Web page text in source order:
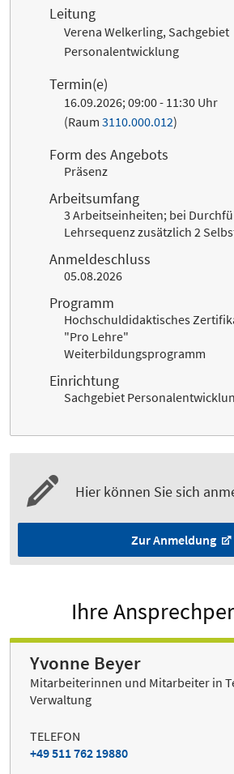
Leitung
Verena Welkerling, Sachgebiet
Personalentwicklung
Termin(e)
16.09.2026; 09:00 - 11:30 Uhr
(Raum 3110.000.012)
Form des Angebots
Präsenz
Arbeitsumfang
3 Arbeitseinheiten; bei
Lehrsequenz zusätzlich 2
Anmeldeschluss
05.08.2026
Programm
Hochschuldidaktisches
"Pro Lehre"
Weiterbildungsprogramm
Einrichtung
Sachgebiet
Hier können Sie sich
Zur Anmeldung
Ihre
Yvonne Beyer
Mitarbeiterinnen und Mitarbeiter in
Verwaltung
TELEFON
+49 511 762 19880